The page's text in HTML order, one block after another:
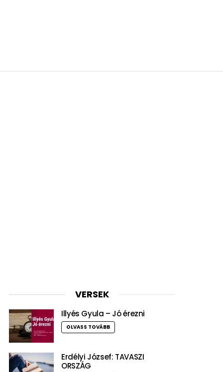
VERSEK
Illyés Gyula – Jó érezni
OLVASS TOVÁBB
Erdélyi József: TAVASZI
ORSZÁG